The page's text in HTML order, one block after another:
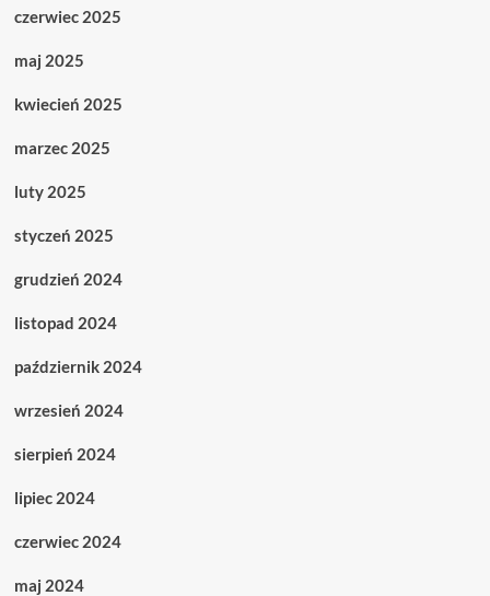
czerwiec 2025
maj 2025
kwiecień 2025
marzec 2025
luty 2025
styczeń 2025
grudzień 2024
listopad 2024
październik 2024
wrzesień 2024
sierpień 2024
lipiec 2024
czerwiec 2024
maj 2024